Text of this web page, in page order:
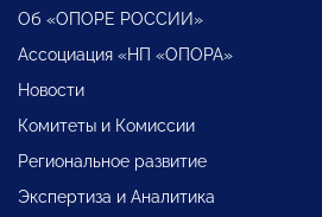
Об «ОПОРЕ РОССИИ»
Ассоциация «НП «ОПОРА»
Новости
Комитеты и Комиссии
Региональное развитие
Экспертиза и Аналитика